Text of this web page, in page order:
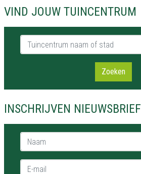
VIND JOUW TUINCENTRUM
Tuincentrum naam of stad
Zoeken
INSCHRIJVEN NIEUWSBRIEF
Naam *
E-mail *